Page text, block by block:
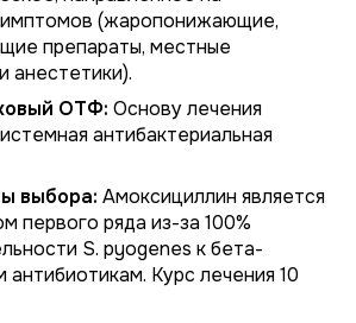
(жаропонижающие,
препараты, местные
анестетики).
ОТФ: Основу лечения
антибактериальная
выбора: Амоксициллин является
первого ряда из-за 100%
S. pyogenes к бета-
антибиотикам. Курс лечения 10